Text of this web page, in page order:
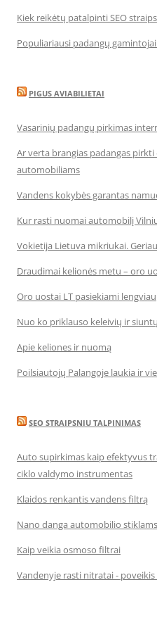
Kiek reikėtų patalpinti SEO
Populiariausi padangų
PIGUS AVIABILIETAI
Vasarinių padangų pirkimas
Ar verta brangias padangas
automobiliams
Vandens kokybės garantas
Kur rasti nuomai automobilį
Vokietija Lietuva mikriukai.
Draudimai kelionės metu – oro
Oro uostai LT pasiekiami lengviau
Nuo ko priklauso keleivių ir
Apie keliones ir nuomą
Poilsiautojų Palangoje laukia ir
SEO STRAIPSNIU TALPINIMAS
Auto supirkimas kaip efektyvus
ciklo valdymo instrumentas
Klaidos renkantis vandens filtrą
Nano danga automobilio stiklams
Kaip veikia osmoso filtrai
Vandenyje rasti nitratai -